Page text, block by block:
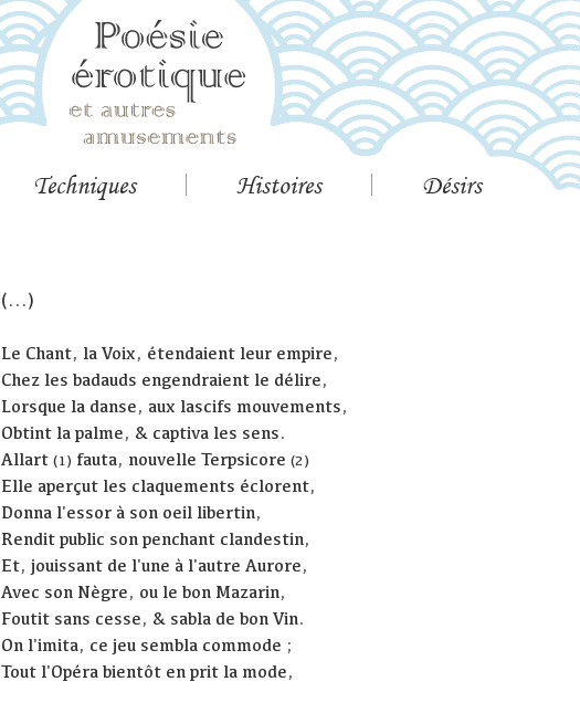
Techniques Histoires Désirs
(...)
Le Chant, la Voix, étendaient leur empire,
Chez les badauds engendraient le délire,
Lorsque la danse, aux lascifs mouvements,
Obtint la palme, & captiva les sens.
Allart(1) fauta, nouvelle Terpsicore(2)
Elle aperçut les claquements éclorent,
Donna l'essor à son oeil libertin,
Rendit public son penchant clandestin,
Et, jouissant de l'une à l'autre Aurore,
Avec son Nègre, ou le bon Mazarin,
Foutit sans cesse, & sabla de bon Vin.
On l'imita, ce jeu sembla commode ;
Tout l'Opéra bientôt en prit la mode,